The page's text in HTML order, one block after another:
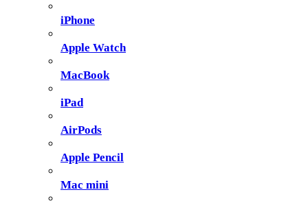
iPhone
Apple Watch
MacBook
iPad
AirPods
Apple Pencil
Mac mini